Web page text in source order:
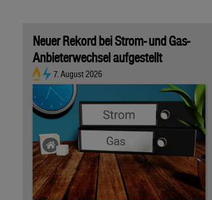
Neuer Rekord bei Strom- und Gas-
Anbieterwechsel aufgestellt
7. August 2026